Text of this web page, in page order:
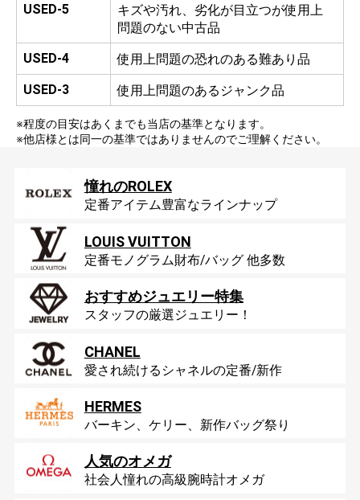
憧れのROLEX
定番アイテム豊富なラインナップ
LOUIS VUITTON
定番モノグラム財布/バッグ 他多数
おすすめジュエリー特集
スタッフの厳選ジュエリー！
CHANEL
愛され続けるシャネルの定番/新作
HERMES
バーキン、ケリー、新作バッグ祭り
人気のオメガ
社会人憧れの高級腕時計オメガ
USED-5
キズや汚れ、劣化が目立つが使用上
問題のない中古品
USED-4
使用上問題の恐れのある難あり品
USED-3
使用上問題のあるジャンク品
※程度の目安はあくまでも当店の基準となります。
※他店様とは同一の基準ではありませんのでご理解ください。